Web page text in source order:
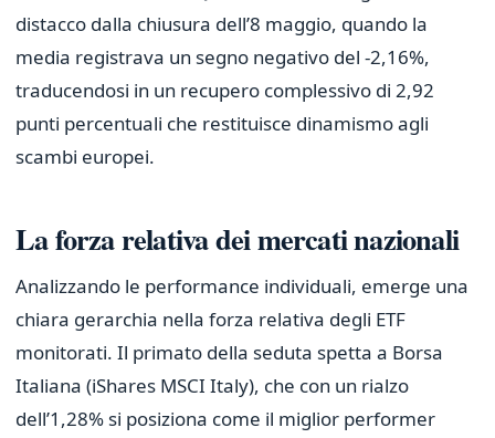
distacco dalla chiusura dell’8 maggio, quando la
media registrava un segno negativo del -2,16%,
traducendosi in un recupero complessivo di 2,92
punti percentuali che restituisce dinamismo agli
scambi europei.
La forza relativa dei mercati nazionali
Analizzando le performance individuali, emerge una
chiara gerarchia nella forza relativa degli ETF
monitorati. Il primato della seduta spetta a Borsa
Italiana (iShares MSCI Italy), che con un rialzo
dell’1,28% si posiziona come il miglior performer